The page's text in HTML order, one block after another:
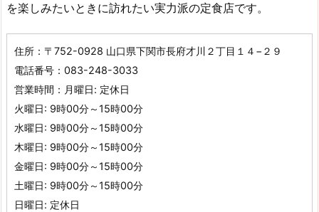
を楽しみたいときに訪れたい実力派の定食店です。
住所：〒752-0928 山口県下関市長府才川２丁目１４−２９
電話番号：083-248-3033
営業時間：月曜日: 定休日
火曜日: 9時00分～15時00分
水曜日: 9時00分～15時00分
木曜日: 9時00分～15時00分
金曜日: 9時00分～15時00分
土曜日: 9時00分～15時00分
日曜日: 定休日